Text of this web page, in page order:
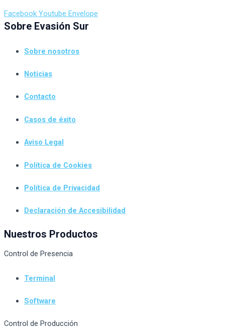
Facebook Youtube Envelope
Sobre Evasión Sur
Sobre nosotros
Noticias
Contacto
Casos de éxito
Aviso Legal
Política de Cookies
Política de Privacidad
Declaración de Accesibilidad
Nuestros Productos
Control de Presencia
Terminal
Software
Control de Producción